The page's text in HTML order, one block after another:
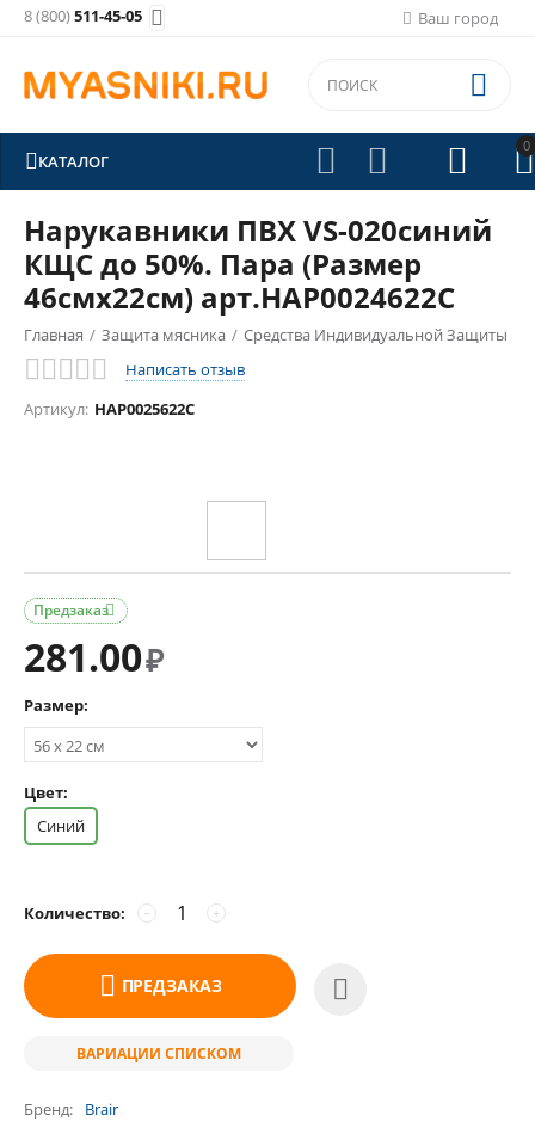
Ваш город
8 (800)511-45-05 
0


 

КАТАЛОГ
Нарукавники ПВХ VS-020синий
КЩС до 50%. Пара (Размер
46смх22см) арт.НАР0024622С
Главная / Защита мясника / Средства Индивидуальной Защиты
/
Написать отзыв
Артикул: НАР0025622С

Предзаказ
281.00₽
Размер:
Цвет:
Синий
Количество: +
−
ПРЕДЗАКАЗ
ВАРИАЦИИ СПИСКОМ
Бренд Brair